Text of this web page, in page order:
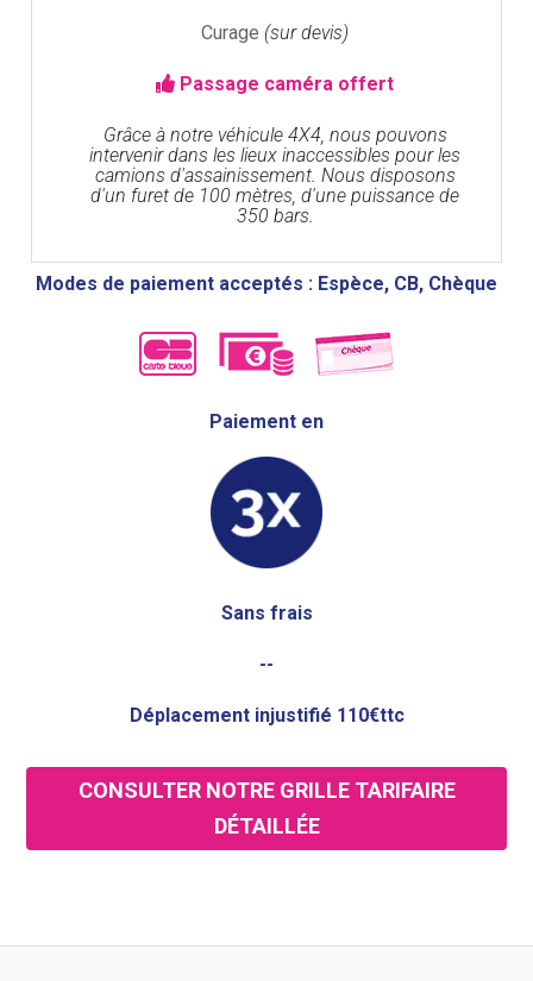
Curage (sur devis)
Passage caméra offert
Grâce à notre véhicule 4X4, nous pouvons
intervenir dans les lieux inaccessibles pour les
camions d'assainissement. Nous disposons
d'un furet de 100 mètres, d'une puissance de
350 bars.
Modes de paiement acceptés : Espèce, CB, Chèque
Paiement en
Sans frais
--
Déplacement injustifié 110€ttc
CONSULTER NOTRE GRILLE TARIFAIRE
DÉTAILLÉE